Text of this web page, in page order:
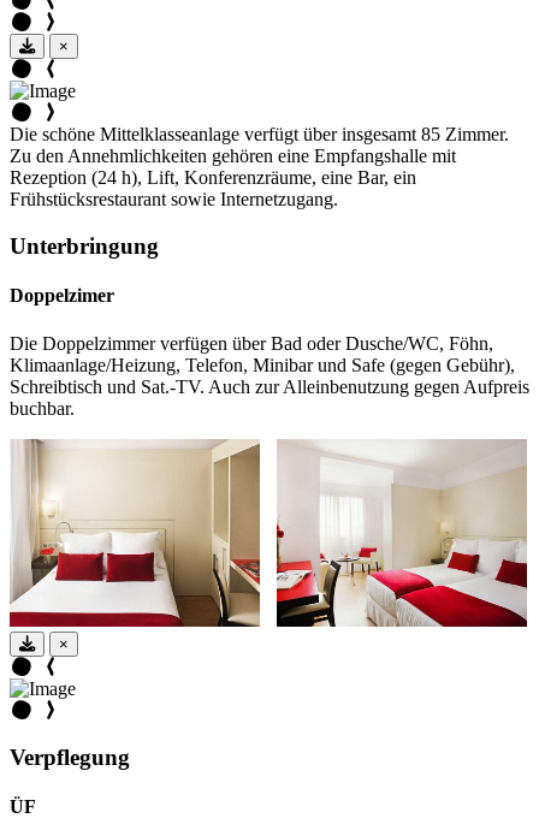
×
Die schöne Mittelklasseanlage verfügt über insgesamt 85 Zimmer.
Zu den Annehmlichkeiten gehören eine Empfangshalle mit
Rezeption (24 h), Lift, Konferenzräume, eine Bar, ein
Frühstücksrestaurant sowie Internetzugang.
Unterbringung
Doppelzimer
Die Doppelzimmer verfügen über Bad oder Dusche/WC, Föhn,
Klimaanlage/Heizung, Telefon, Minibar und Safe (gegen Gebühr),
Schreibtisch und Sat.-TV. Auch zur Alleinbenutzung gegen Aufpreis
buchbar.
×
Verpflegung
ÜF